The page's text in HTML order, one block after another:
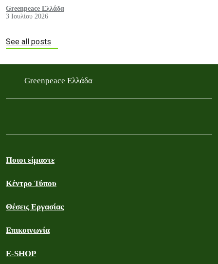
ΟΡΝΙΘΟΛΟΓΙΚΗ Εταιρεία, Ινστιτούτο Κητολογικών Ερευνών
Πέλαγος, Greenpeace, iSea, MEDASSET και WWF Ελλάς
Μαγνησίας που υπερασπίστηκαν με επιμονή το αυτονόητο: το
ασφαλές…
Greenpeace Ελλάδα
3 Ιουλίου 2026
See all posts
Greenpeace Ελλάδα
Ποιοι είμαστε
Κέντρο Τύπου
Θέσεις Εργασίας
Επικοινωνία
E-SHOP